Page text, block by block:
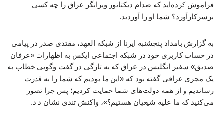
فراموش کرده‌اید که صدام دیکتاتور ویرانگر عراق را چه کسی
برسرکارآورد؟ شما او را آوردید.
به گزارش بامداد پنجشنبه ایرنا از شبکه العهد، مقتدی صدر در پیامی
در حساب کاربری خود در شبکه اجتماعی ایکس به اظهارات «عرفان
صدیق» سفیر انگلیس در عراق که به تازگی در گفت‌ وگویی خطاب به
یک مجری عراقی گفته بود که «این ما بودیم که شما را به قدرت
رساندیم و از همه دولت‌های شما حمایت کردیم؛ پس چرا تصور
می‌کنید که ما علیه شیعیان هستیم؟»، واکنش تندی نشان داد.